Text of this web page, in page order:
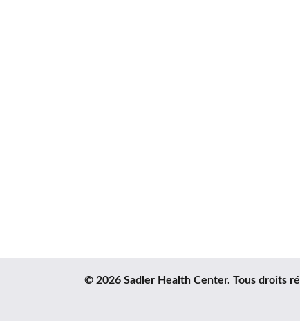
© 2026 Sadler Health Center. Tous droits